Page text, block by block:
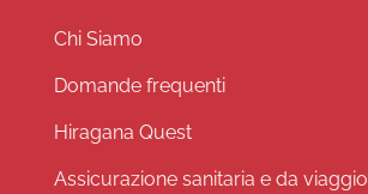
Chi Siamo
Domande frequenti
Hiragana Quest
Assicurazione sanitaria e da viaggio